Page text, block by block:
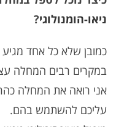
ניאו-הומנולוגי?
כמובן שלא כל אחד
במקרים רבים המחלה
אני רואה את המחלה
עליכם להשתמש בהם.